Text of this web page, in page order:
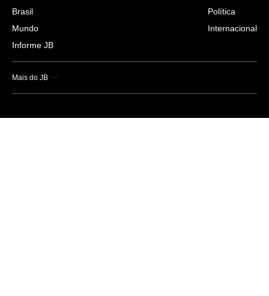
Brasil
Mundo
Informe JB
Política
Internacional
Mais do JB
Esportes